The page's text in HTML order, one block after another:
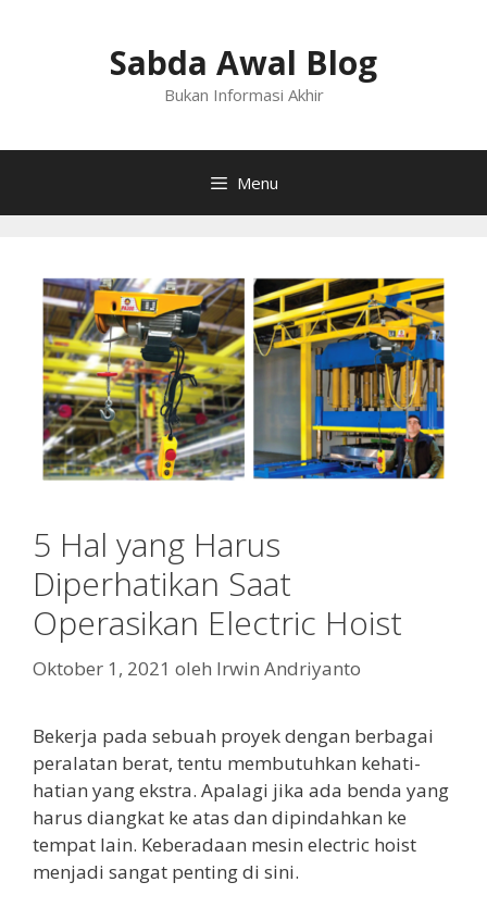
Sabda Awal Blog
Bukan Informasi Akhir
Menu
5 Hal yang Harus
Diperhatikan Saat
Operasikan Electric Hoist
Oktober 1, 2021 oleh Irwin Andriyanto
Bekerja pada sebuah proyek dengan berbagai
peralatan berat, tentu membutuhkan kehati-
hatian yang ekstra. Apalagi jika ada benda yang
harus diangkat ke atas dan dipindahkan ke
tempat lain. Keberadaan mesin electric hoist
menjadi sangat penting di sini.